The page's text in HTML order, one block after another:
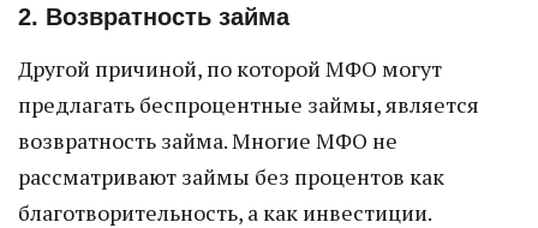
2. Возвратность займа
Другой причиной, по которой МФО могут
предлагать беспроцентные займы, является
возвратность займа. Многие МФО не
рассматривают займы без процентов как
благотворительность, а как инвестиции.